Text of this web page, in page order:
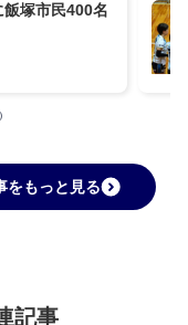
塚市民400名
をもっと見る
記事